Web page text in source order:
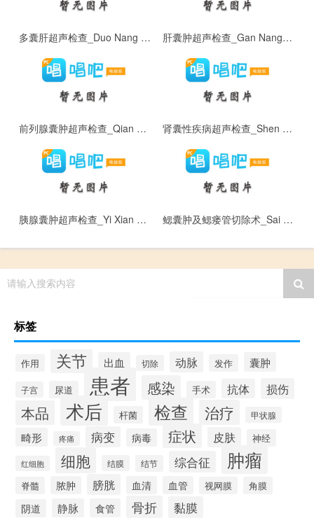
多囊肝超声检查_Duo Nang Gan Chao Sheng Jian Cha 肝囊肿超声检查_Gan Nang Zhong Chao Sheng Jian Cha
前列腺囊肿超声检查_Qian Lie Xian Nang Zhong Chao Sheng Jian Cha 肾囊性疾病超声检查_Shen Nang Xing Ji Bing Chao Sheng Jian Cha
胰腺囊肿超声检查_Yi Xian Nang Zhong Chao Sheng Jian Cha 鳃囊肿及鳃瘘管切除术_Sai Nang Zhong Ji Sai Lou Guan Qie Chu Shu
请输入搜索内容
标签
作用 关节 出血 切除 动脉 发作 囊肿
子宫 尿道 患者 感染 手术 抗体 损伤
本品 术后 杆菌 检查 治疗 甲状腺
畸形 疼痛 病变 病毒 症状 皮肤 神经
红细胞 细胞 结膜 结节 综合征 肿瘤
脊髓 脓肿 膀胱 血清 血管 视网膜 角膜
阴道 静脉 食管 骨折 黏膜